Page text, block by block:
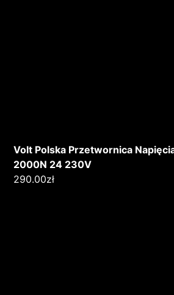
Volt Polska Przetwornica
2000N 24 230V
290.00zł